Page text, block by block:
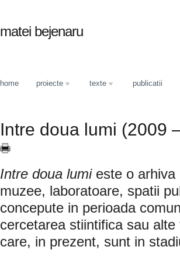
matei bejenaru
home proiecte texte publicatii
Intre doua lumi (2009
Intre doua lumi este o
muzee, laboratoare, spatii
concepute in perioada
cercetarea stiintifica sau
care, in prezent, sunt in